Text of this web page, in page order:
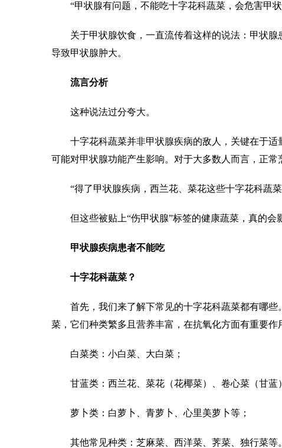
“甲状腺有问题，不能吃十字花科蔬菜，会危害甲状
关于甲状腺饮食，一直流传着这样的说法：甲状腺
导致甲状腺肿大。
流言分析
这种说法过分夸大。
十字花科蔬菜并非甲状腺疾病的敌人，关键在于适
可能对甲状腺功能产生影响。对于大多数人而言，正
“得了甲状腺疾病，西兰花、菜花这些十字花科蔬菜
但这些被贴上“伤甲状腺”标签的健康蔬菜，真的会
甲状腺疾病患者不能吃
十字花科蔬菜？
首先，我们来了解下常见的十字花科蔬菜都有哪些
菜，它们种类繁多且营养丰富，在抗氧化方面有重要作
白菜类：小白菜、大白菜；
甘蓝类：西兰花、菜花（花椰菜）、卷心菜（甘蓝
萝卜类：白萝卜、青萝卜、心里美萝卜等；
其他常见种类：芝麻菜、西洋菜、荠菜、独行菜等。